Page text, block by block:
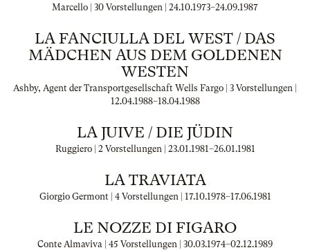
Marcello | 30 Vorstellungen | 24.10.1973–24.09.1987
LA FANCIULLA DEL WEST / DAS
MÄDCHEN AUS DEM GOLDENEN
WESTEN
Ashby, Agent der Transportgesellschaft Wells Fargo | 3 Vorstellungen |
12.04.1988–18.04.1988
LA JUIVE / DIE JÜDIN
Ruggiero | 2 Vorstellungen | 23.01.1981–26.01.1981
LA TRAVIATA
Giorgio Germont | 4 Vorstellungen | 17.10.1978–17.06.1981
LE NOZZE DI FIGARO
Conte Almaviva | 45 Vorstellungen | 30.03.1974–02.12.1989